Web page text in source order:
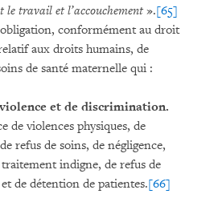
travail et l’accouchement ».[65]
conformément au droit
aux droits humains, de
de santé maternelle qui :
et de discrimination.
de violences physiques, de
refus de soins, de négligence,
indigne, de refus de
de détention de patientes.[66]